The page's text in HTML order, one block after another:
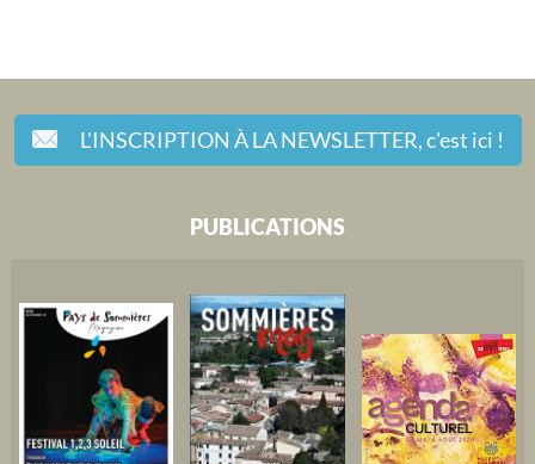
L'INSCRIPTION À LA NEWSLETTER,c'est ici !
PUBLICATIONS